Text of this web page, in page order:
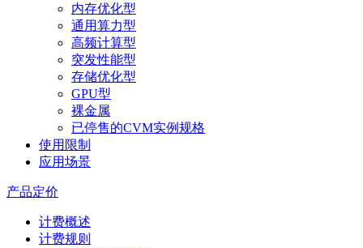
内存优化型
通用算力型
高频计算型
突发性能型
存储优化型
GPU型
裸金属
已停售的CVM实例规格
使用限制
应用场景
产品定价
计费概述
计费规则